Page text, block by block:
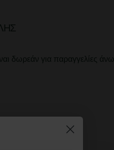
δωρεάν για παραγγελίες άνω